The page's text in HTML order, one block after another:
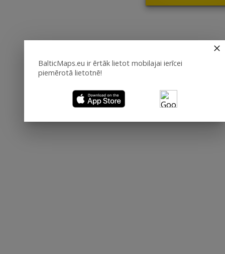
BalticMaps.eu ir ērtāk lietot mobilajai ierīcei
piemērotā lietotnē!